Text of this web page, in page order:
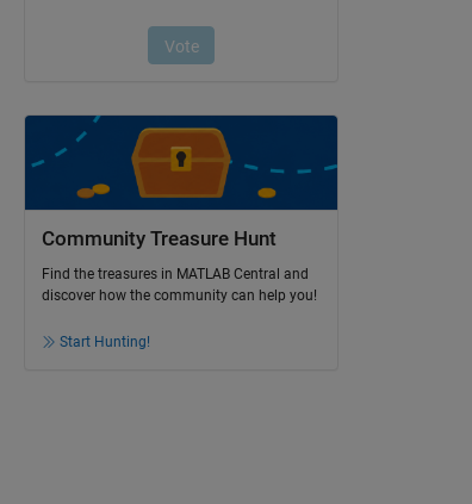
Community Treasure Hunt
Find the treasures in MATLAB Central and
discover how the community can help you!
Start Hunting!